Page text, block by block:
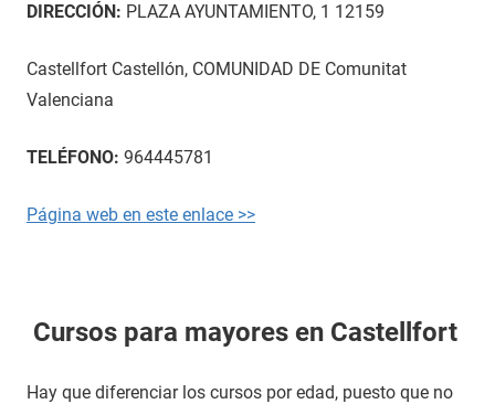
DIRECCIÓN: PLAZA AYUNTAMIENTO, 1 12159
Castellfort Castellón, COMUNIDAD DE Comunitat
Valenciana
TELÉFONO: 964445781
Página web en este enlace >>
Cursos para mayores en Castellfort
Hay que diferenciar los cursos por edad, puesto que no